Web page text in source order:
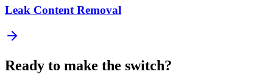
Leak Content Removal
Ready to make the switch?